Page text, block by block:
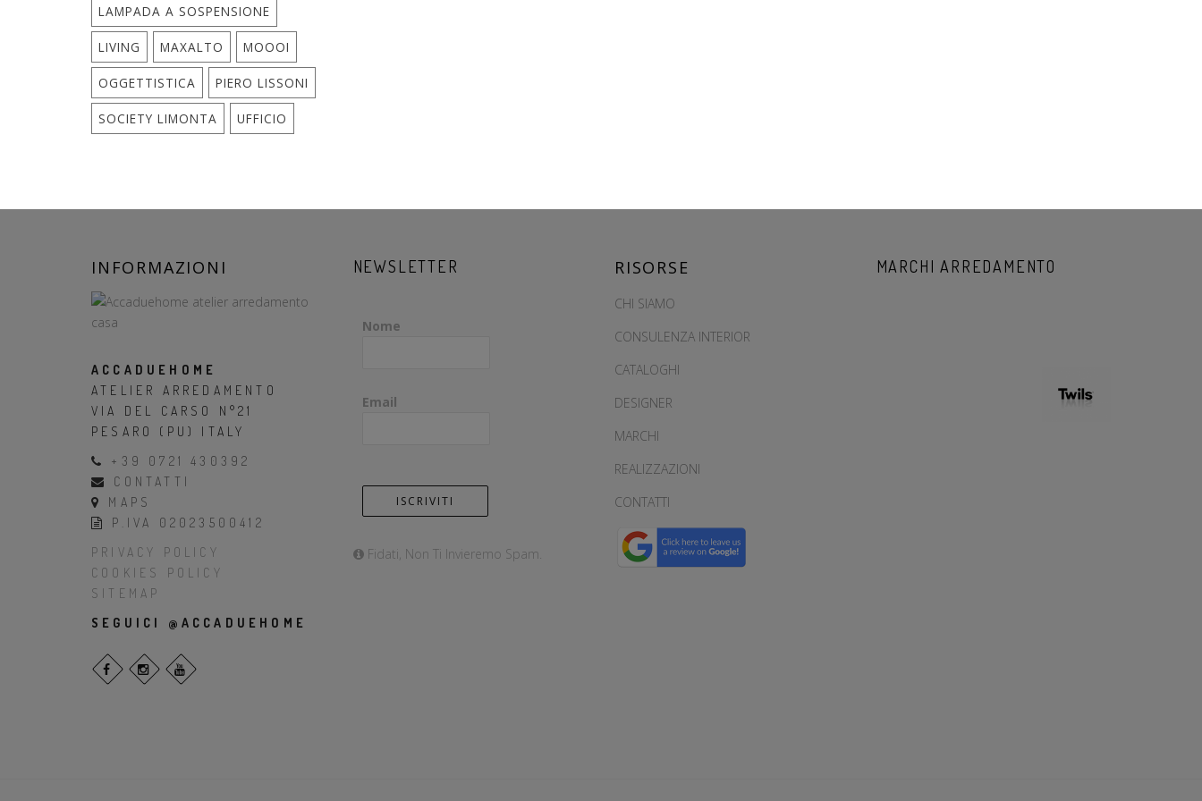
LAMPADA A SOSPENSIONE
LIVING MAXALTO MOOOI
OGGETTISTICA PIERO LISSONI
SOCIETY LIMONTA UFFICIO
INFORMAZIONI
ACCADUEHOME
ATELIER ARREDAMENTO
VIA DEL CARSO N°21
PESARO (PU) ITALY
+39 0721 430392
CONTATTI
MAPS
P.IVA 02023500412
PRIVACY POLICY
COOKIES POLICY
SITEMAP
SEGUICI @ACCADUEHOME
NEWSLETTER
Nome
Email
Fidati, Non Ti Invieremo Spam.
RISORSE
CHI SIAMO
CONSULENZA INTERIOR
CATALOGHI
DESIGNER
MARCHI
REALIZZAZIONI
CONTATTI
MARCHI ARREDAMENTO